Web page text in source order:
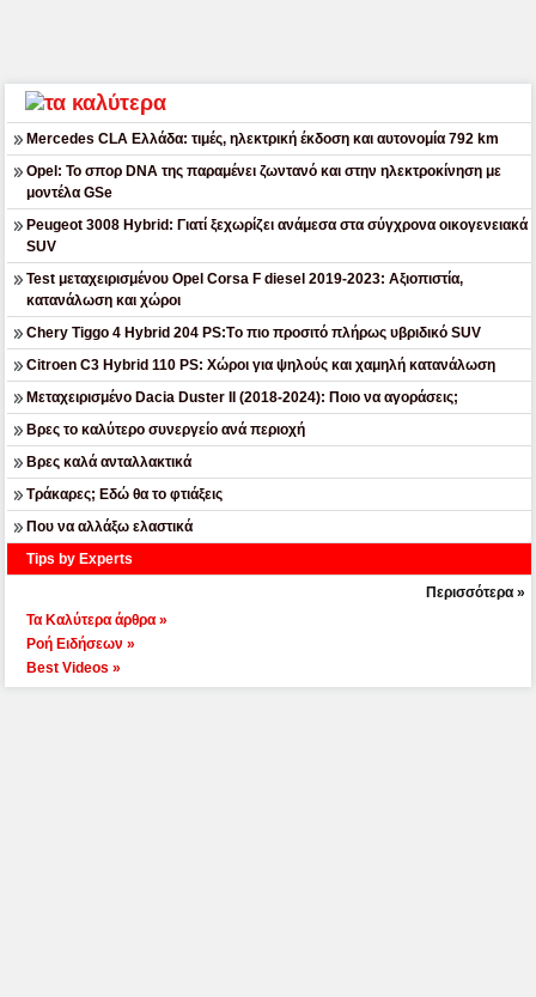
Mercedes CLA Ελλάδα: τιμές, ηλεκτρική έκδοση και αυτονομία 792 km
Opel: Το σπορ DNA της παραμένει ζωντανό και στην ηλεκτροκίνηση με
μοντέλα GSe
Peugeot 3008 Hybrid: Γιατί ξεχωρίζει ανάμεσα στα σύγχρονα οικογενειακά
SUV
Test μεταχειρισμένου Opel Corsa F diesel 2019-2023: Αξιοπιστία,
κατανάλωση και χώροι
Chery Tiggo 4 Hybrid 204 PS:Tο πιο προσιτό πλήρως υβριδικό SUV
Citroen C3 Hybrid 110 PS: Χώροι για ψηλούς και χαμηλή κατανάλωση
Μεταχειρισμένο Dacia Duster II (2018-2024): Ποιο να αγοράσεις;
Βρες το καλύτερο συνεργείο ανά περιοχή
Βρες καλά ανταλλακτικά
Τράκαρες; Εδώ θα το φτιάξεις
Που να αλλάξω ελαστικά
Tips by Experts
Περισσότερα »
Τα Καλύτερα άρθρα »
Ροή Ειδήσεων »
Best Videos »